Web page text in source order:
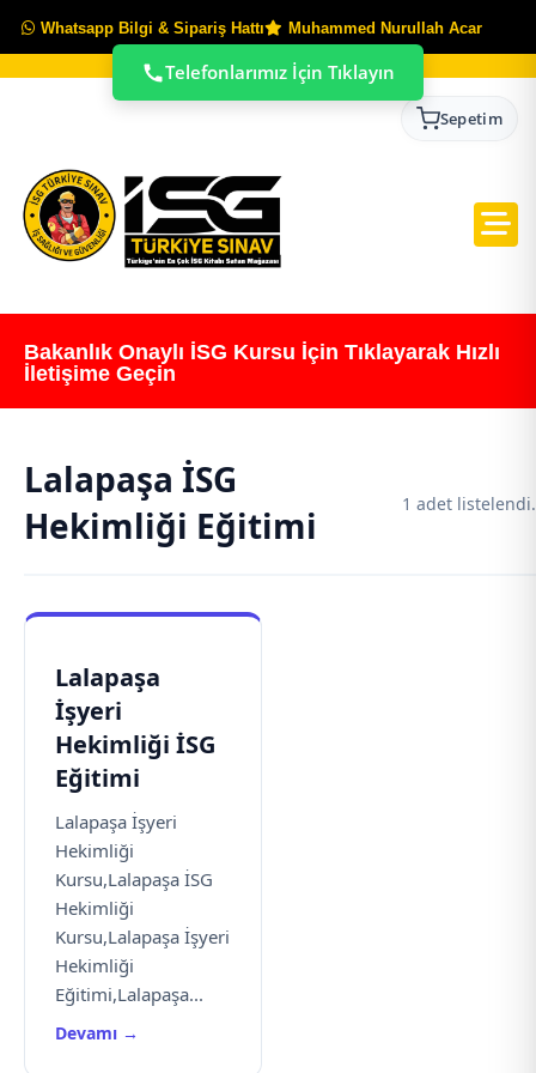
Whatsapp Bilgi & Sipariş Hattı Muhammed Nurullah Acar
Sepetim
Bakanlık Onaylı İSG Kursu İçin Tıklayarak Hızlı
İletişime Geçin
Lalapaşa İSG
Hekimliği Eğitimi
1 adet listelendi.
Lalapaşa
İşyeri
Hekimliği İSG
Eğitimi
Lalapaşa İşyeri
Hekimliği
Kursu,Lalapaşa İSG
Hekimliği
Kursu,Lalapaşa İşyeri
Hekimliği
Eğitimi,Lalapaşa...
Devamı →
Telefonlarımız İçin Tıklayın